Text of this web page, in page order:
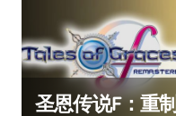
圣恩传说F：重